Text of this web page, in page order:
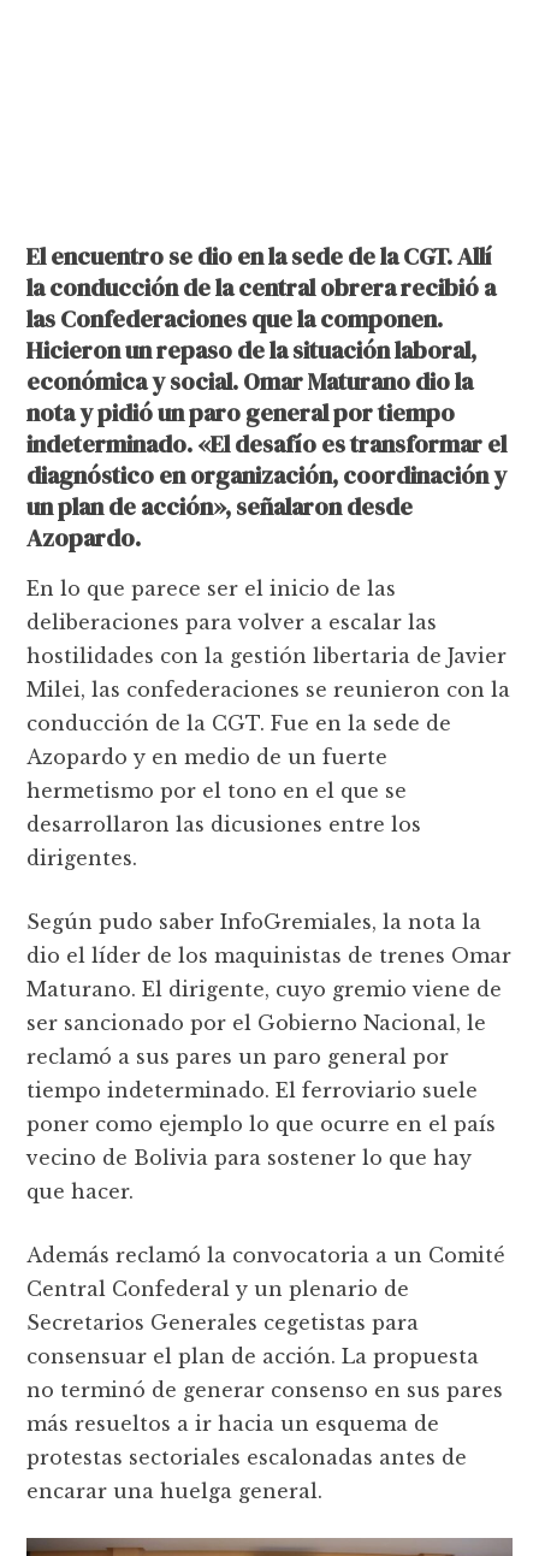
El encuentro se dio en la sede de la CGT. Allí
la conducción de la central obrera recibió a
las Confederaciones que la componen.
Hicieron un repaso de la situación laboral,
económica y social. Omar Maturano dio la
nota y pidió un paro general por tiempo
indeterminado. «El desafío es transformar el
diagnóstico en organización, coordinación y
un plan de acción», señalaron desde
Azopardo.
En lo que parece ser el inicio de las
deliberaciones para volver a escalar las
hostilidades con la gestión libertaria de Javier
Milei, las confederaciones se reunieron con la
conducción de la CGT. Fue en la sede de
Azopardo y en medio de un fuerte
hermetismo por el tono en el que se
desarrollaron las dicusiones entre los
dirigentes.
Según pudo saber InfoGremiales, la nota la
dio el líder de los maquinistas de trenes Omar
Maturano. El dirigente, cuyo gremio viene de
ser sancionado por el Gobierno Nacional, le
reclamó a sus pares un paro general por
tiempo indeterminado. El ferroviario suele
poner como ejemplo lo que ocurre en el país
vecino de Bolivia para sostener lo que hay
que hacer.
Además reclamó la convocatoria a un Comité
Central Confederal y un plenario de
Secretarios Generales cegetistas para
consensuar el plan de acción. La propuesta
no terminó de generar consenso en sus pares
más resueltos a ir hacia un esquema de
protestas sectoriales escalonadas antes de
encarar una huelga general.